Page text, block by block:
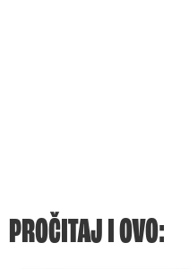
PROČITAJ I OVO: